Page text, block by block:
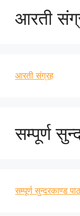
आरती
आरती संग्रह
सम्पूर्ण
सम्पूर्ण सुन्दरकाण्ड